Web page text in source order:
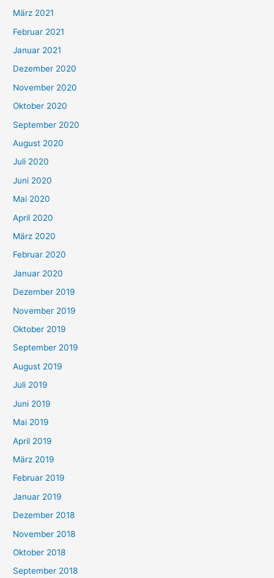
März 2021
Februar 2021
Januar 2021
Dezember 2020
November 2020
Oktober 2020
September 2020
August 2020
Juli 2020
Juni 2020
Mai 2020
April 2020
März 2020
Februar 2020
Januar 2020
Dezember 2019
November 2019
Oktober 2019
September 2019
August 2019
Juli 2019
Juni 2019
Mai 2019
April 2019
März 2019
Februar 2019
Januar 2019
Dezember 2018
November 2018
Oktober 2018
September 2018